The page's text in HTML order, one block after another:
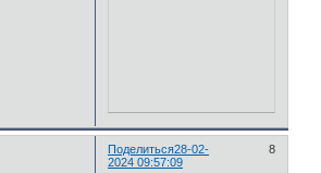
Поделиться 8
28-02-
2024 09:57:09